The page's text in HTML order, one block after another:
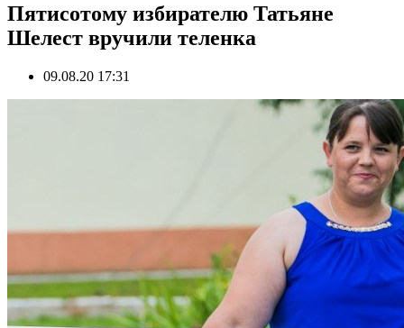
Пятисотому избирателю Татьяне
Шелест вручили теленка
09.08.20 17:31